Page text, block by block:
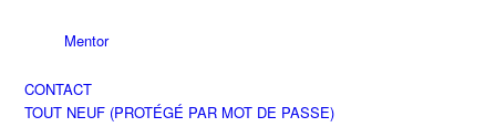
Mentor
CONTACT
TOUT NEUF (PROTÉGÉ PAR MOT DE PASSE)